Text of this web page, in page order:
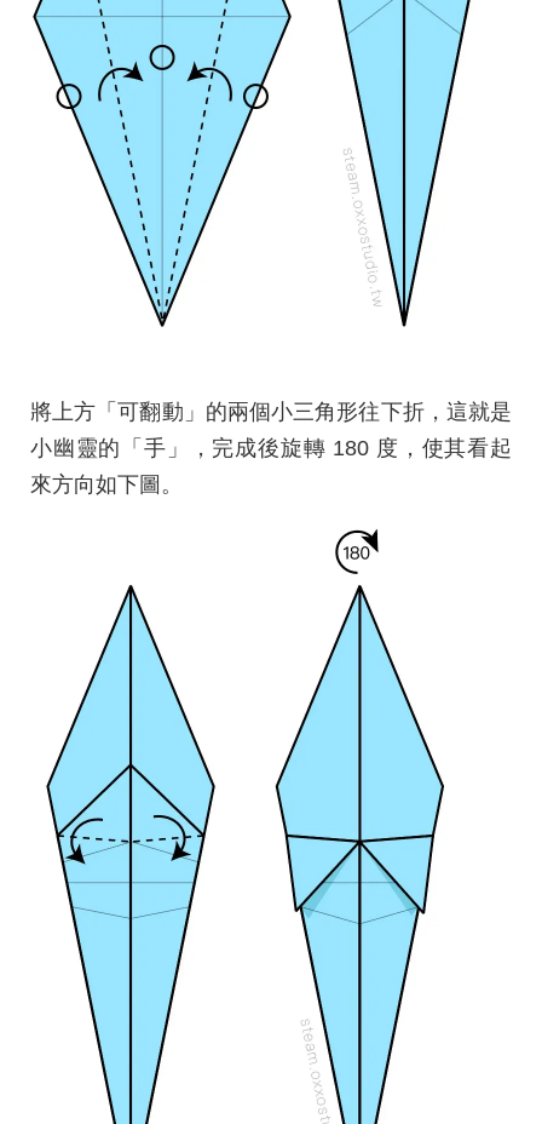
將上方「可翻動」的兩個小三角形往下折，這就是
小幽靈的「手」，完成後旋轉 180 度，使其看起
來方向如下圖。